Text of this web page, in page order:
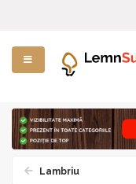
Lambriu